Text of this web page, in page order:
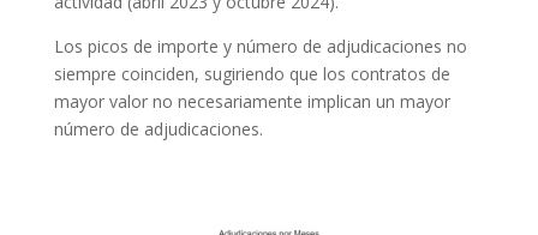
Los picos de importe y número de adjudicaciones no
siempre coinciden, sugiriendo que los contratos de
mayor valor no necesariamente implican un mayor
número de adjudicaciones.